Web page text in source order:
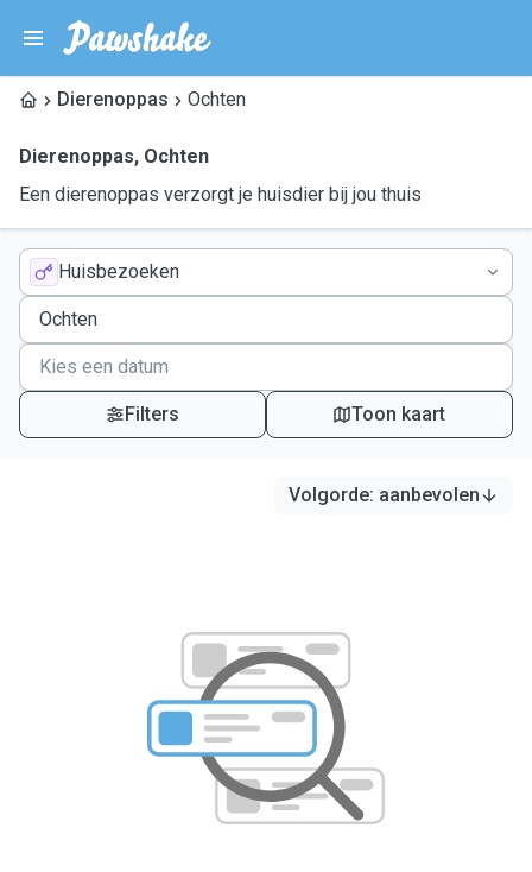
Dierenoppas Ochten
Dierenoppas, Ochten
Een dierenoppas verzorgt je huisdier bij jou thuis
Huisbezoeken
Filters Toon kaart
Volgorde: aanbevolen